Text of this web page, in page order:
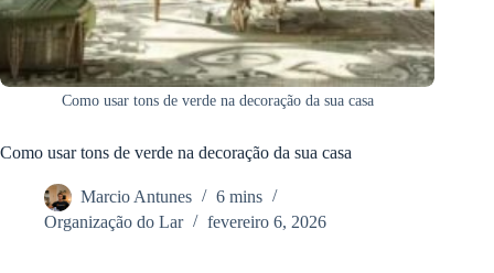
Como usar tons de verde na decoração da sua casa
Como usar tons de verde na decoração da sua casa
Marcio Antunes
6 mins
Organização do Lar
fevereiro 6, 2026